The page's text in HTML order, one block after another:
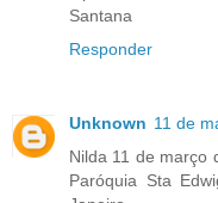
Santana
Responder
Unknown 11 de
Nilda 11 de março
Paróquia Sta